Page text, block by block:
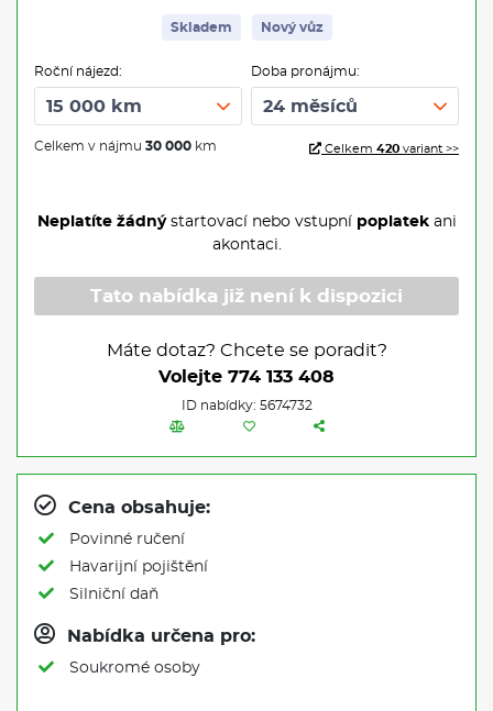
Skladem Nový vůz
Roční nájezd:
Celkem v nájmu 30 000 km
Doba pronájmu:
Celkem 420 variant >>
Neplatíte žádnýstartovací nebo vstupní poplatekani
akontaci.
Tato nabídka již není k dispozici
Máte dotaz? Chcete se poradit?
Volejte 774 133 408
ID nabídky: 5674732
Cena obsahuje:
Povinné ručení
Havarijní pojištění
Silniční daň
Nabídka určena pro:
Soukromé osoby